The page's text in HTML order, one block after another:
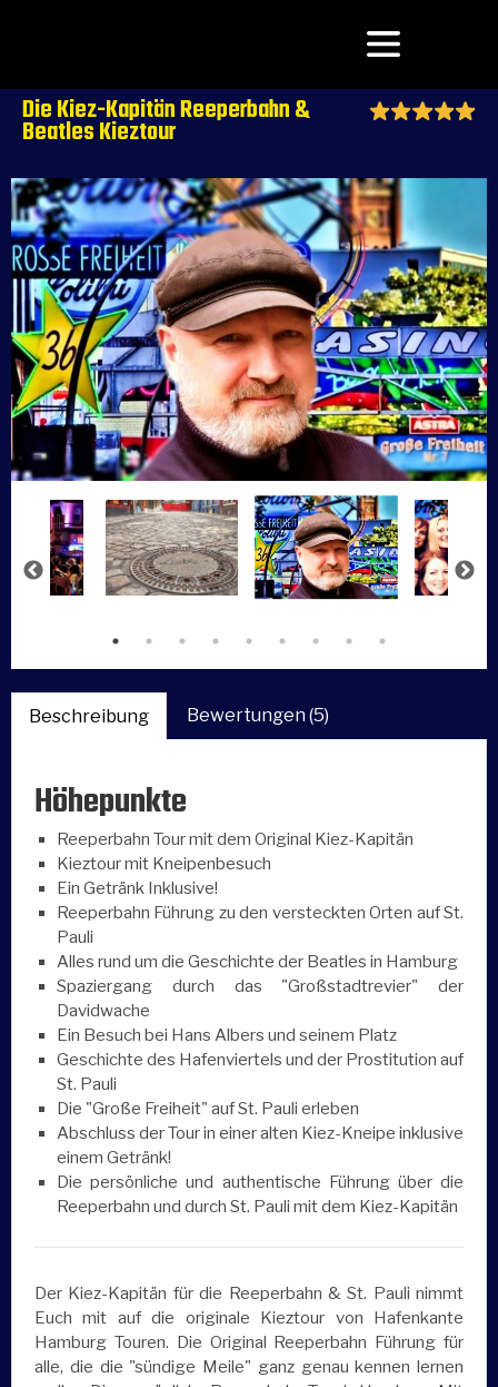
Die Kiez-Kapitän Reeperbahn &
Beatles Kieztour
Beschreibung Bewertungen (5)
Höhepunkte
Reeperbahn Tour mit dem Original Kiez-Kapitän
Kieztour mit Kneipenbesuch
Ein Getränk Inklusive!
Reeperbahn Führung zu den versteckten Orten auf St.
Pauli
Alles rund um die Geschichte der Beatles in Hamburg
Spaziergang durch das "Großstadtrevier" der
Davidwache
Ein Besuch bei Hans Albers und seinem Platz
Geschichte des Hafenviertels und der Prostitution auf
St. Pauli
Die "Große Freiheit" auf St. Pauli erleben
Abschluss der Tour in einer alten Kiez-Kneipe inklusive
einem Getränk!
Die persönliche und authentische Führung über die
Reeperbahn und durch St. Pauli mit dem Kiez-Kapitän
Der Kiez-Kapitän für die Reeperbahn & St. Pauli nimmt
Euch mit auf die originale Kieztour von Hafenkante
Hamburg Touren. Die Original Reeperbahn Führung für
alle, die die "sündige Meile" ganz genau kennen lernen